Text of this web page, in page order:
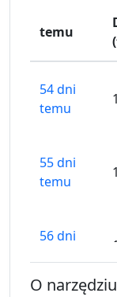
temu
54 dni
temu
55 dni
temu
56 dni
O